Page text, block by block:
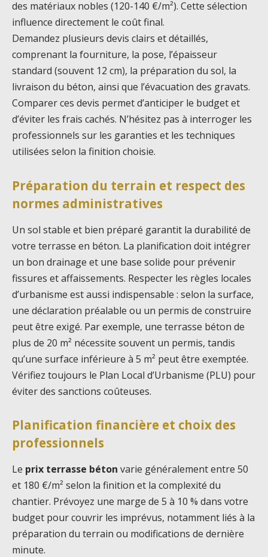
des matériaux nobles (120-140 €/m²). Cette sélection
influence directement le coût final.
Demandez plusieurs devis clairs et détaillés,
comprenant la fourniture, la pose, l’épaisseur
standard (souvent 12 cm), la préparation du sol, la
livraison du béton, ainsi que l’évacuation des gravats.
Comparer ces devis permet d’anticiper le budget et
d’éviter les frais cachés. N’hésitez pas à interroger les
professionnels sur les garanties et les techniques
utilisées selon la finition choisie.
Préparation du terrain et respect des
normes administratives
Un sol stable et bien préparé garantit la durabilité de
votre terrasse en béton. La planification doit intégrer
un bon drainage et une base solide pour prévenir
fissures et affaissements. Respecter les règles locales
d’urbanisme est aussi indispensable : selon la surface,
une déclaration préalable ou un permis de construire
peut être exigé. Par exemple, une terrasse béton de
plus de 20 m² nécessite souvent un permis, tandis
qu’une surface inférieure à 5 m² peut être exemptée.
Vérifiez toujours le Plan Local d’Urbanisme (PLU) pour
éviter des sanctions coûteuses.
Planification financière et choix des
professionnels
Le prix terrasse béton varie généralement entre 50
et 180 €/m² selon la finition et la complexité du
chantier. Prévoyez une marge de 5 à 10 % dans votre
budget pour couvrir les imprévus, notamment liés à la
préparation du terrain ou modifications de dernière
minute.